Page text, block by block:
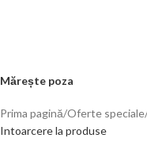
Mărește poza
Prima pagină/Oferte speciale
Intoarcere la produse